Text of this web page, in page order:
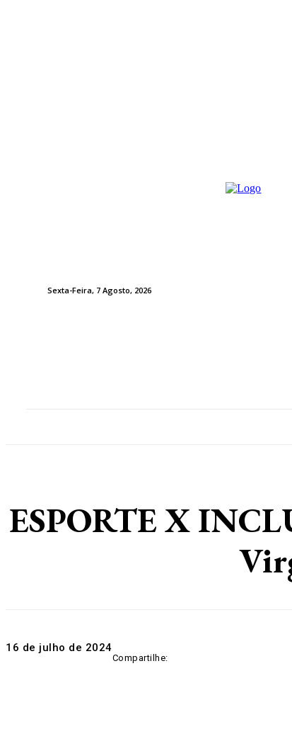
Sexta-Feira, 7 Agosto, 2026
ESPORTE X
16 de julho de 2024
Compartilhe: